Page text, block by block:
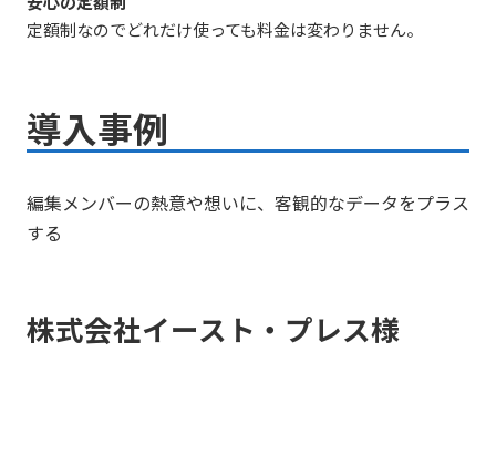
定額制なのでどれだけ使っても料金は変わりません。
導入事例
編集メンバーの熱意や想いに、客観的なデータをプラス
する
株式会社イースト・プレス様